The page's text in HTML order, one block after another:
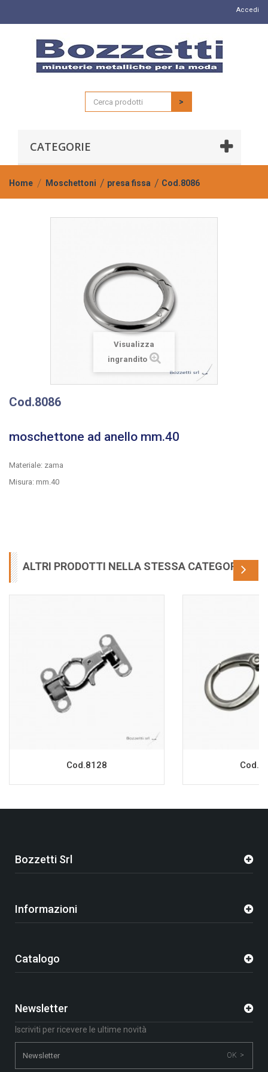
Accedi
>
CATEGORIE
Home Moschettoni presa fissa Cod.8086
Visualizza
ingrandito
Cod.8086
moschettone ad anello mm.40
Materiale: zama
Misura: mm.40
ALTRI PRODOTTI NELLA STESSA CATEGORIA
Cod.8128
Bozzetti Srl
Informazioni
Catalogo
Newsletter
Iscriviti per ricevere le ultime novità
OK >